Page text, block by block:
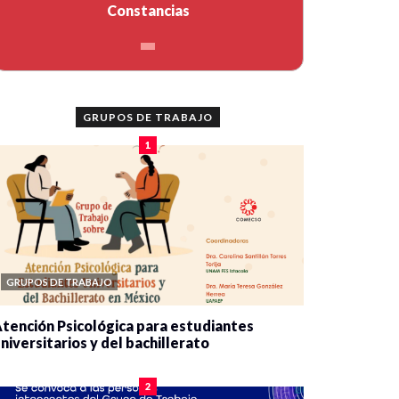
Constancias
GRUPOS DE TRABAJO
1
GRUPOS DE TRABAJO
Psicológica para estudiantes
y del bachillerato
2